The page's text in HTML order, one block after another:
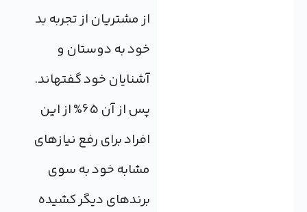
از مشتریان از تجربه بد
خود به دوستان و
آشنایان خود گفته‎اند.
پس از آن 65% از این
افراد برای رفع نیازهای
مشابه خود به سوی
برندهای دیگر کشیده